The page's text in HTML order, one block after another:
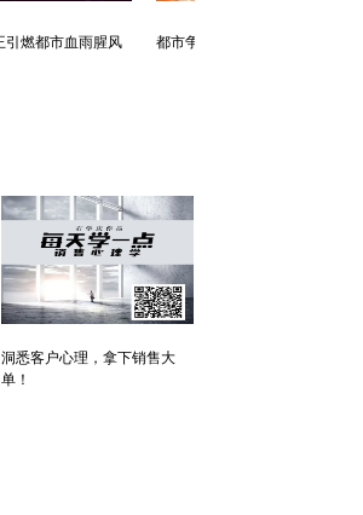
都市争锋被新来的女上司给看上
洞悉客户心理，拿下销售大
单！